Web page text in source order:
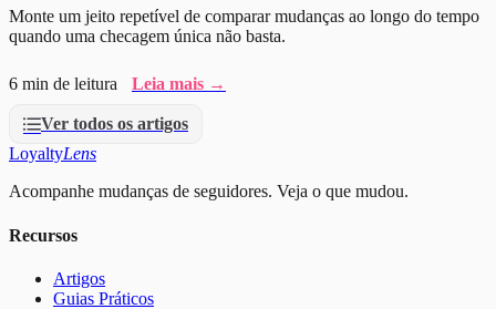
Monte um jeito repetível de comparar mudanças ao longo do tempo
quando uma checagem única não basta.
6 min de leitura Leia mais →
Ver todos os artigos
LoyaltyLens
Acompanhe mudanças de seguidores. Veja o que mudou.
Recursos
Artigos
Guias Práticos